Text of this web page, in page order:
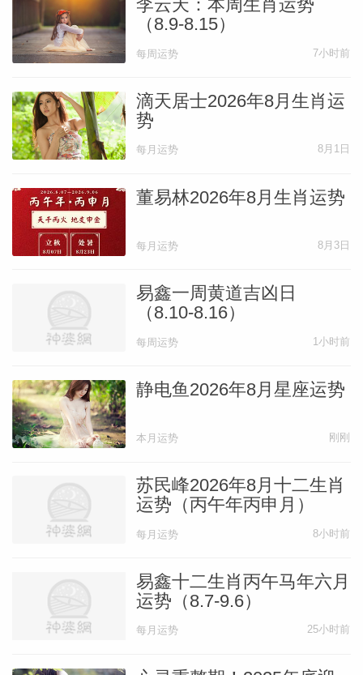
李云天：本周生肖运势
（8.9-8.15）
每周运势 7小时前
滴天居士2026年8月生肖运
势
每月运势 8月1日
董易林2026年8月生肖运势
每月运势 8月3日
易鑫一周黄道吉凶日
（8.10-8.16）
每周运势 1小时前
静电鱼2026年8月星座运势
本月运势 刚刚
苏民峰2026年8月十二生肖
运势（丙午年丙申月）
每月运势 8小时前
易鑫十二生肖丙午马年六月
运势（8.7-9.6）
每月运势 25小时前